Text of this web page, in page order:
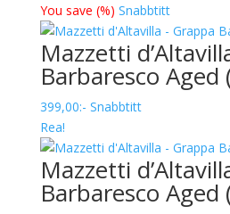
329,00
till
987,00
You save (%) Snabbtitt
Mazzetti
Barbaresco Aged
399,00:- Snabbtitt
Rea!
Mazzetti
Barbaresco Aged